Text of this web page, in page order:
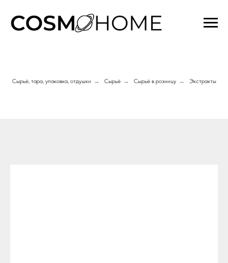
Сырьё, тара, упаковка, отдушки → Сырьё → Сырьё в розницу → Экстракты